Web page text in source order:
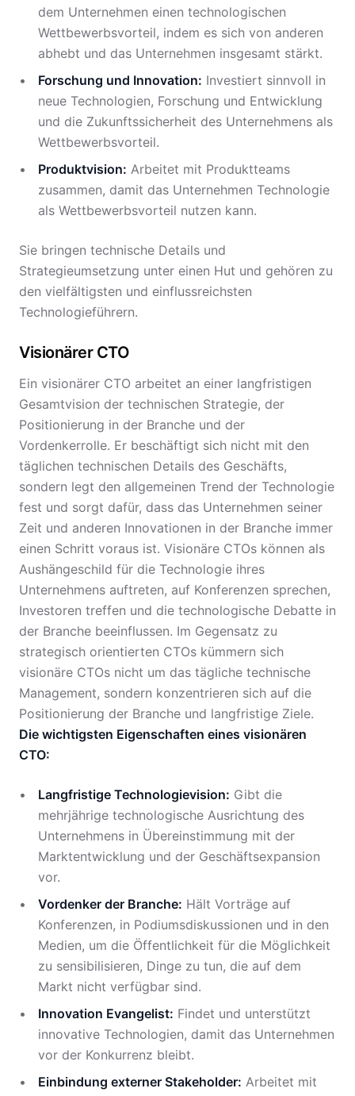
dem Unternehmen einen technologischen
Wettbewerbsvorteil, indem es sich von anderen
abhebt und das Unternehmen insgesamt stärkt.
Forschung und Innovation: Investiert sinnvoll in
neue Technologien, Forschung und Entwicklung
und die Zukunftssicherheit des Unternehmens als
Wettbewerbsvorteil.
Produktvision: Arbeitet mit Produktteams
zusammen, damit das Unternehmen Technologie
als Wettbewerbsvorteil nutzen kann.
Sie bringen technische Details und
Strategieumsetzung unter einen Hut und gehören zu
den vielfältigsten und einflussreichsten
Technologieführern.
Visionärer CTO
Ein visionärer CTO arbeitet an einer langfristigen
Gesamtvision der technischen Strategie, der
Positionierung in der Branche und der
Vordenkerrolle. Er beschäftigt sich nicht mit den
täglichen technischen Details des Geschäfts,
sondern legt den allgemeinen Trend der Technologie
fest und sorgt dafür, dass das Unternehmen seiner
Zeit und anderen Innovationen in der Branche immer
einen Schritt voraus ist. Visionäre CTOs können als
Aushängeschild für die Technologie ihres
Unternehmens auftreten, auf Konferenzen sprechen,
Investoren treffen und die technologische Debatte in
der Branche beeinflussen. Im Gegensatz zu
strategisch orientierten CTOs kümmern sich
visionäre CTOs nicht um das tägliche technische
Management, sondern konzentrieren sich auf die
Positionierung der Branche und langfristige Ziele.
Die wichtigsten Eigenschaften eines visionären
CTO:
Langfristige Technologievision: Gibt die
mehrjährige technologische Ausrichtung des
Unternehmens in Übereinstimmung mit der
Marktentwicklung und der Geschäftsexpansion
vor.
Vordenker der Branche: Hält Vorträge auf
Konferenzen, in Podiumsdiskussionen und in den
Medien, um die Öffentlichkeit für die Möglichkeit
zu sensibilisieren, Dinge zu tun, die auf dem
Markt nicht verfügbar sind.
Innovation Evangelist: Findet und unterstützt
innovative Technologien, damit das Unternehmen
vor der Konkurrenz bleibt.
Einbindung externer Stakeholder: Arbeitet mit